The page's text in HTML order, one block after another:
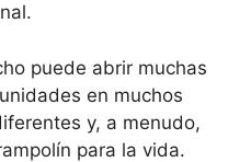
puede abrir muchas
en muchos
y, a menudo,
para la vida.